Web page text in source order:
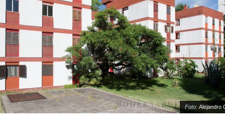
Foto:Alejandro